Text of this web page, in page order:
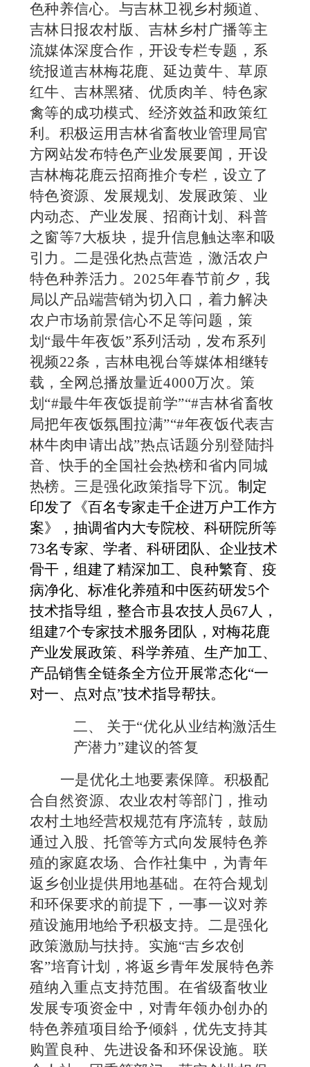
色种养信心。与吉林卫视乡村频道、
吉林日报农村版、吉林乡村广播等主
流媒体深度合作，开设专栏专题，系
统报道吉林梅花鹿、延边黄牛、草原
红牛、吉林黑猪、优质肉羊、特色家
禽等的成功模式、经济效益和政策红
利。积极运用吉林省畜牧业管理局官
方网站发布特色产业发展要闻，开设
吉林梅花鹿云招商推介专栏，设立了
特色资源、发展规划、发展政策、业
内动态、产业发展、招商计划、科普
之窗等7大板块， 提升信息触达率和吸
引力。二是强化热点营造，激活农户
特色种养活力。 2025年春节前夕，我
局以产品端营销为切入口，着力解决
农户市场前景信心不足等问题，策
划“最牛年夜饭”系列活动，发布系列
视频22条，吉林电视台等媒体相继转
载，全网总播放量近4000万次。策
划“#最牛年夜饭提前学”“#吉林省畜牧
局把年夜饭氛围拉满”“#年夜饭代表吉
林牛肉申请出战”热点话题分别登陆抖
音、快手的全国社会热榜和省内同城
热榜。三是强化政策指导下沉。制定
印发了《百名专家走千企进万户工作方
案》，抽调省内大专院校、科研院所等
73名专家、学者、科研团队、企业技术
骨干，组建了精深加工、良种繁育、疫
病净化、标准化养殖和中医药研发5个
技术指导组，整合市县农技人员67人，
组建7个专家技术服务团队，对梅花鹿
产业发展政策、科学养殖、生产加工、
产品销售全链条全方位开展常态化“一
对一、点对点”技术指导帮扶。
二、
关于“优化从业结构激活生
产潜力”建议的答复
一是优化土地要素保障。积极配
合自然资源、农业农村等部门，推动
农村土地经营权规范有序流转，鼓励
通过入股、托管等方式向发展特色养
殖的家庭农场、合作社集中，为青年
返乡创业提供用地基础。在符合规划
和环保要求的前提下， 一事一议对养
殖设施用地给予积极支持。 二是强化
政策激励与扶持。实施“吉乡农创
客”培育计划，将返乡青年发展特色养
殖纳入重点支持范围。在省级畜牧业
发展专项资金中，对青年领办创办的
特色养殖项目给予倾斜，优先支持其
购置良种、先进设备和环保设施。联